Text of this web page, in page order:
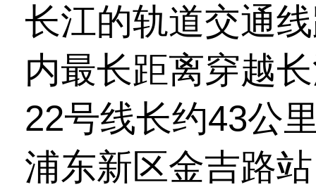
长江的轨道交通
内最长距离穿越
22号线长约43公
浦东新区金吉路